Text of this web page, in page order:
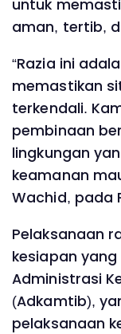
untuk
aman, tertib,
“Razia ini
memastikan
terkendali.
pembinaan
lingkungan
keamanan
Wachid, pada
Pelaksanaan
kesiapan
Administrasi
(Adkamtib),
pelaksanaan